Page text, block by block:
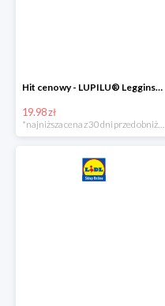
Hit cenowy - LUPILU® Legginsy niemowlęce z biobawełną, 2 pary
19.98 zł